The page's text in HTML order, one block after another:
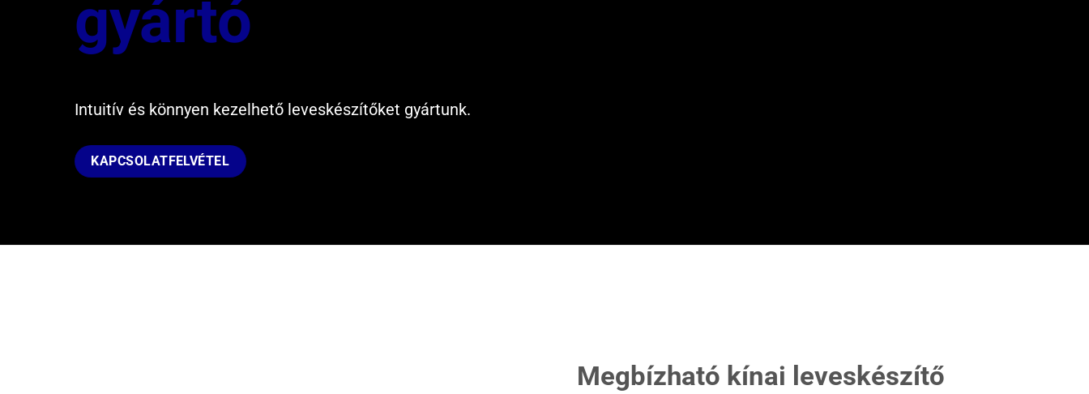
gyártó
Intuitív és könnyen kezelhető leveskészítőket gyártunk.
KAPCSOLATFELVÉTEL
Megbízható kínai leveskészítő